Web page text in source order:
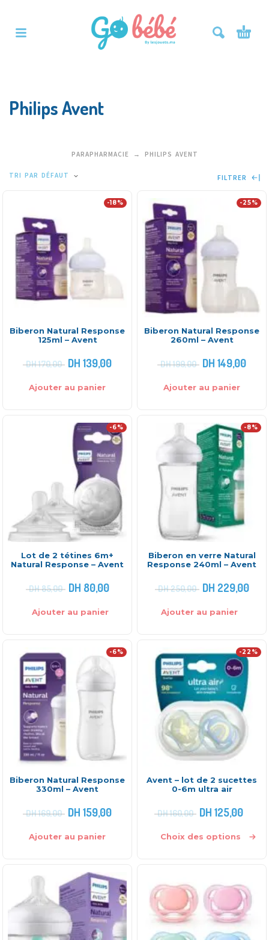
Philips Avent
PARAPHARMACIE PHILIPS AVENT
TRI PAR DÉFAUT FILTRER
-18%
Biberon Natural Response
125ml – Avent
DH170,00 DH 139,00
Ajouter au panier
-25%
Biberon Natural Response
260ml – Avent
DH199,00 DH 149,00
Ajouter au panier
-6%
Lot de 2 tétines 6m+
Natural Response – Avent
DH85,00 DH 80,00
Ajouter au panier
-8%
Biberon en verre Natural
Response 240ml – Avent
DH250,00 DH 229,00
Ajouter au panier
-6%
Biberon Natural Response
330ml – Avent
DH169,00 DH 159,00
Ajouter au panier
-22%
Avent – lot de 2 sucettes
0-6m ultra air
DH160,00 DH 125,00
Choix des options